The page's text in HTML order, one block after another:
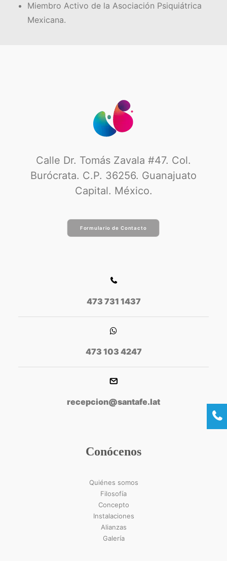
Miembro Activo de la Asociación Psiquiátrica
Mexicana.
Calle Dr. Tomás Zavala #47. Col.
Burócrata. C.P. 36256. Guanajuato
Capital. México.
Formulario de Contacto
473 731 1437
473 103 4247
recepcion@santafe.lat
Conócenos
Quiénes somos
Filosofía
Concepto
Instalaciones
Alianzas
Galería